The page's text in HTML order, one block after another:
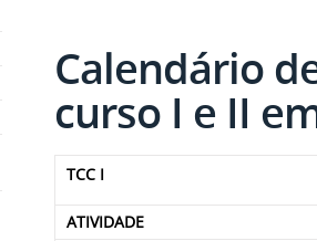
Calendário
curso I e II
TCC I
ATIVIDADE